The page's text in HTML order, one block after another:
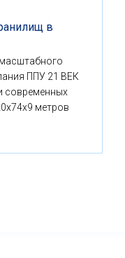
в
ППУ 21 ВЕК
современных
метров